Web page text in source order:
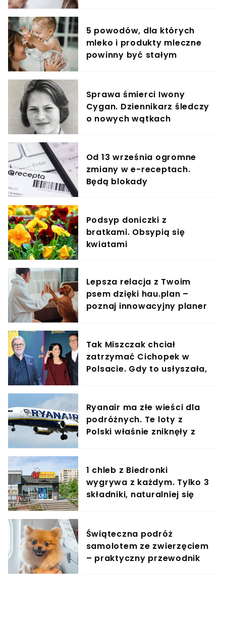
5 powodów, dla których
mleko i produkty mleczne
powinny być stałym
Sprawa śmierci Iwony
Cygan. Dziennikarz śledczy
o nowych wątkach
Od 13 września ogromne
zmiany w e-receptach.
Będą blokady
Podsyp doniczki z
bratkami. Obsypią się
kwiatami
Lepsza relacja z Twoim
psem dzięki hau.plan –
poznaj innowacyjny planer
Tak Miszczak chciał
zatrzymać Cichopek w
Polsacie. Gdy to usłyszała,
Ryanair ma złe wieści dla
podróżnych. Te loty z
Polski właśnie zniknęły z
1 chleb z Biedronki
wygrywa z każdym. Tylko 3
składniki, naturalniej się
Świąteczna podróż
samolotem ze zwierzęciem
– praktyczny przewodnik